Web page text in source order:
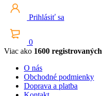
Prihlásiť sa
0
Viac ako 1600 registrovaných
O nás
Obchodné podmienky
Doprava a platba